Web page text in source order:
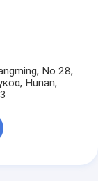
Νο 28,
Hunan,